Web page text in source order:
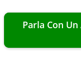
Parla Con